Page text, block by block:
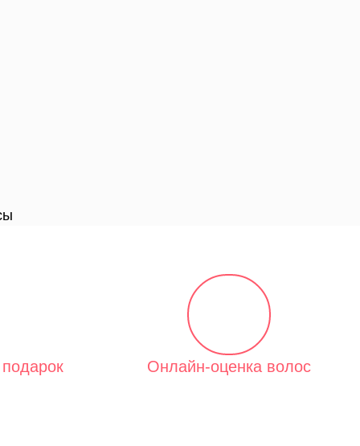
Онлайн-оценка волос